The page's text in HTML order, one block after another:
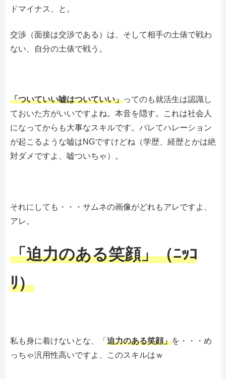
ドマイナス、と。
交渉（面接は交渉である）は、そして相手の土俵で戦わ
ない、自分の土俵で戦う。
「ついていい嘘はついていい」ってのも就活生は認識し
ておいた方がいいですよね。本音を隠す。これは社会人
になってからも大事なスキルです。バレてハレーション
が起こるような嘘はNGですけどね（学歴、経歴とかは絶
対ダメですよ、嘘ついちゃ）。
それにしても・・・サムネの画像がどれもアレですよ、
アレ。
「迫力のある笑顔」（ﾆｯｺ
ﾘ）
私も身に着けないとな、「 迫力のある笑顔」を・・・め
っちゃ汎用性高いですよ、このスキルはｗ